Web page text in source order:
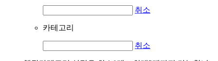
취소
카테고리
취소